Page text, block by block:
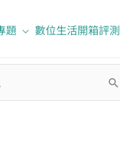
題 數位生活開箱評測